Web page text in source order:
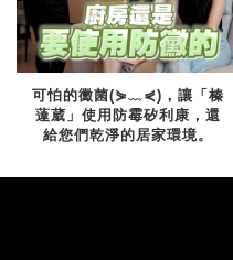
可怕的黴菌(⋟﹏⋞)，讓「榛
薘葳」使用防霉矽利康，還
給您們乾淨的居家環境。